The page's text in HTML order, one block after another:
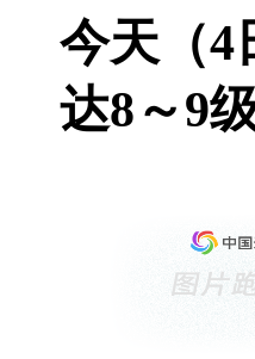
今天（4
达8～9